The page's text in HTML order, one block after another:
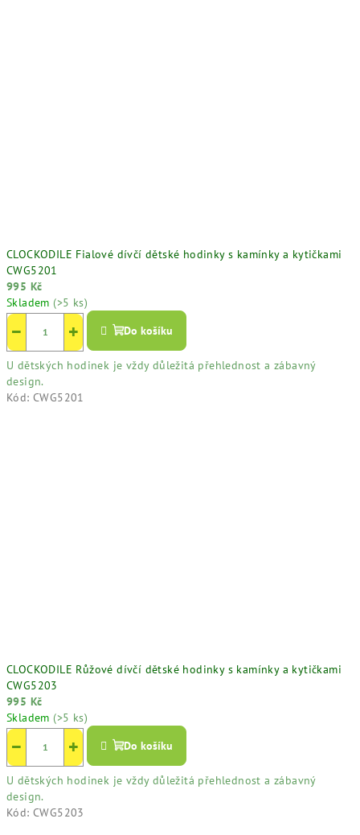
CLOCKODILE Fialové dívčí dětské hodinky s kamínky a kytičkami
CWG5201
995 Kč
Skladem (>5 ks)
+
− Do košíku
U dětských hodinek je vždy důležitá přehlednost a zábavný
design.
Kód: CWG5201
CLOCKODILE Růžové dívčí dětské hodinky s kamínky a kytičkami
CWG5203
995 Kč
Skladem (>5 ks)
+
− Do košíku
U dětských hodinek je vždy důležitá přehlednost a zábavný
design.
Kód: CWG5203